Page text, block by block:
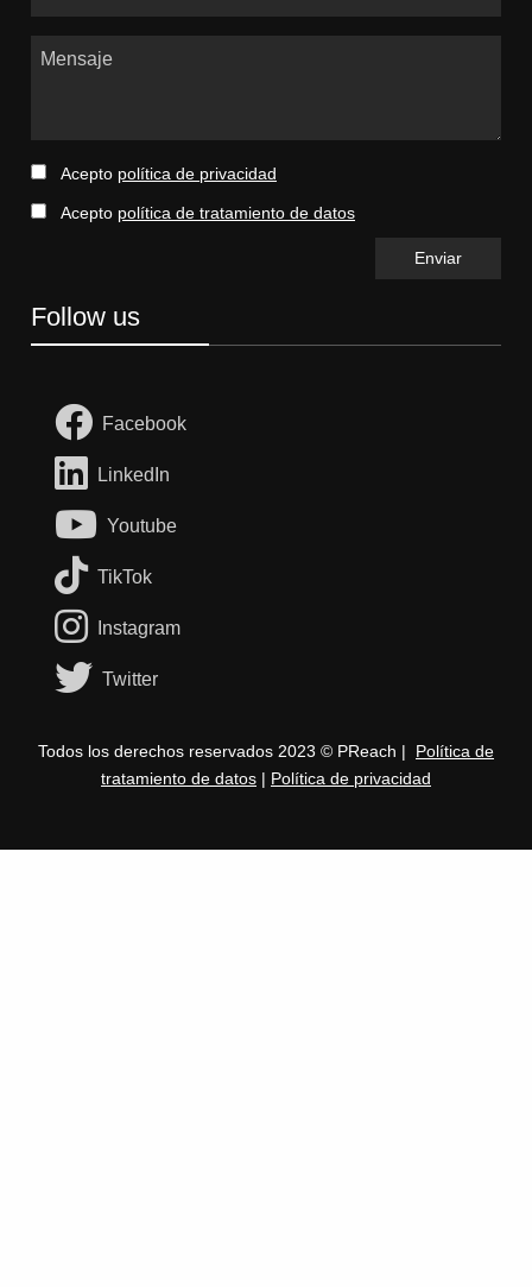
Mensaje
Acepto política de privacidad
Acepto política de tratamiento de datos
Follow us
Facebook
LinkedIn
Youtube
TikTok
Instagram
Twitter
Todos los derechos reservados 2023 © PReach | Política de
tratamiento de datos | Política de privacidad